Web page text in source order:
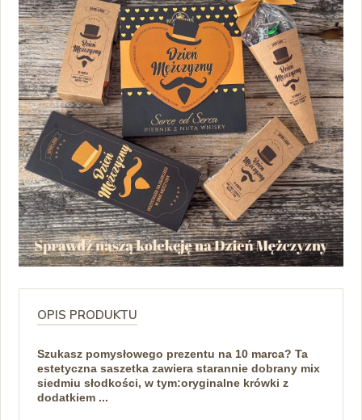
OPIS PRODUKTU
Szukasz pomysłowego prezentu na 10 marca? Ta
estetyczna saszetka zawiera starannie dobrany mix
siedmiu słodkości, w tym:oryginalne krówki z
dodatkiem ...